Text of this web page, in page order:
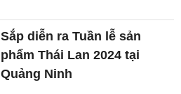
Sắp diễn ra Tuần lễ sản
phẩm Thái Lan 2024 tại
Quảng Ninh